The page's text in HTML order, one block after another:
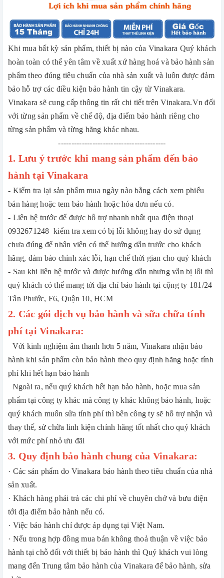
Khi mua bất kỳ sản phẩm, thiết bị nào của Vinakara Quý khách
hoàn toàn có thể yên tâm về xuất xứ hàng hoá và bảo hành sản
phẩm theo đúng tiêu chuẩn của nhà sản xuất và luôn được đảm
bảo hỗ trợ các điều kiện bảo hành tin cậy từ Vinakara.
Vinakara sẽ cung cấp thông tin rất chi tiết trên Vinakara.Vn đối
với từng sản phẩm về chế độ, địa điểm bảo hành riêng cho
từng sản phẩm và từng hãng khác nhau.
-----------------------------------------
1. Lưu ý trước khi mang sản phẩm đến bảo
hành tại Vinakara
- Kiểm tra lại sản phẩm mua ngày nào bằng cách xem phiếu
bán hàng hoặc tem bảo hành hoặc hóa đơn nếu có.
- Liên hệ trước để được hỗ trợ nhanh nhất qua điện thoại
0932671248 kiểm tra xem có bị lỗi không hay do sử dụng
chưa đúng để nhân viên có thể hướng dẫn trước cho khách
hãng, đảm bảo chính xác lỗi, hạn chế thời gian cho quý khách
- Sau khi liên hệ trước và được hướng dẫn nhưng vẫn bị lỗi thì
quý khách có thể mang tới địa chỉ bảo hành tại cộng ty 181/24
Tân Phước, F6, Quận 10, HCM
2. Các gói dịch vụ bảo hành và sữa chữa tính
phí tại Vinakara:
Với kinh nghiệm âm thanh hơn 5 năm, Vinakara nhận bảo
hành khi sản phẩm còn bảo hành theo quy định hãng hoặc tính
phí khi hết hạn bảo hành
Ngoài ra, nếu quý khách hết hạn bảo hành, hoặc mua sản
phẩm tại công ty khác mà công ty khác không bảo hành, hoặc
quý khách muốn sửa tính phí thì bên công ty sẽ hỗ trợ nhận và
thay thế, sử chữa linh kiện chính hãng tốt nhất cho quý khách
với mức phí nhỏ ưu đãi
3. Quy định bảo hành chung của Vinakara:
· Các sản phẩm do Vinakara bảo hành theo tiêu chuẩn của nhà
sản xuất.
· Khách hàng phải trả các chi phí về chuyên chở và bưu điện
tới địa điểm bảo hành nếu có.
· Việc bảo hành chỉ được áp dụng tại Việt Nam.
· Nếu trong hợp đồng mua bán không thoả thuận về việc bảo
hành tại chỗ đối với thiết bị bảo hành thì Quý khách vui lòng
mang đến Trung tâm bảo hành của Vinakara để bảo hành, sửa